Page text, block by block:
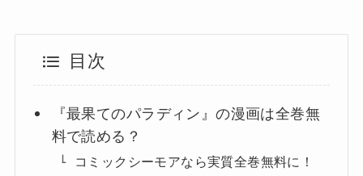
目次
『最果てのパラディン』の漫画は全巻無
料で読める？
コミックシーモアなら実質全巻無料に！